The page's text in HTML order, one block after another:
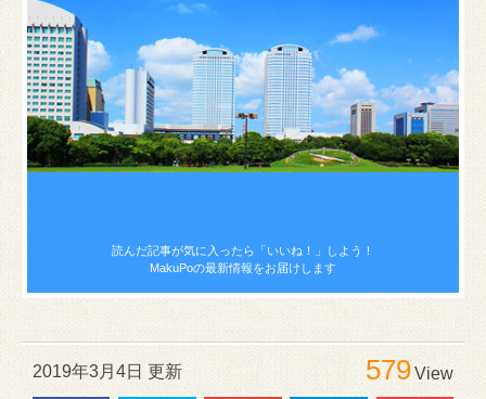
読んだ記事が気に入ったら 「いいね！」しよう！
MakuPoの最新情報をお届けします
2019年3月4日 更新 579View